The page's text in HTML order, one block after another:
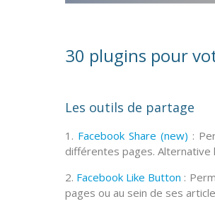
30 plugins pour
Les outils de partage
1. Facebook Share (new) :
différentes pages. Alternative
2. Facebook Like Button :
pages ou au sein de ses